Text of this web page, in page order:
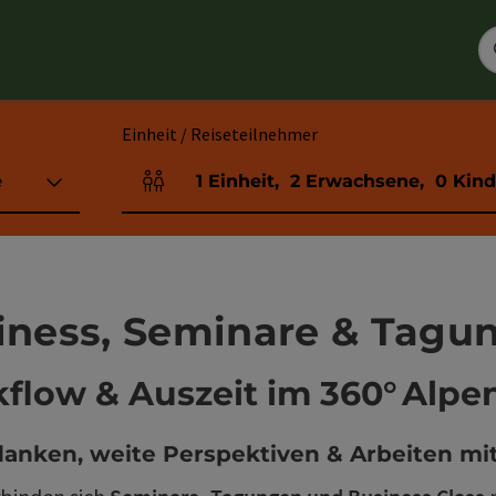
Einheit / Reiseteilnehmer
Einheitenanzahl und Personenfelder
1 Einheit, 2 Erwachsene, 0
Seminare &
& Auszeit im 360°
weite Perspektiven & Arbeiten